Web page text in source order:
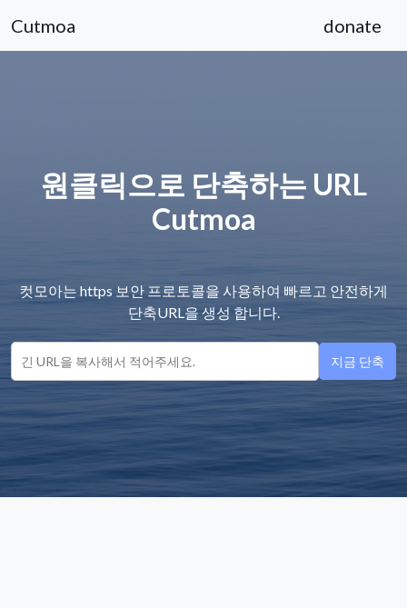
Cutmoa donate
원클릭으로 단축하는 URL
Cutmoa
컷모아는 https 보안 프로토콜을 사용하여 빠르고 안전하게
단축URL을 생성 합니다.
지금 단축